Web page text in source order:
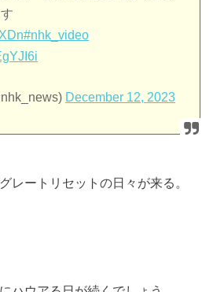
#nhk_video
December 12, 2023
レートリセットの日々が来る。